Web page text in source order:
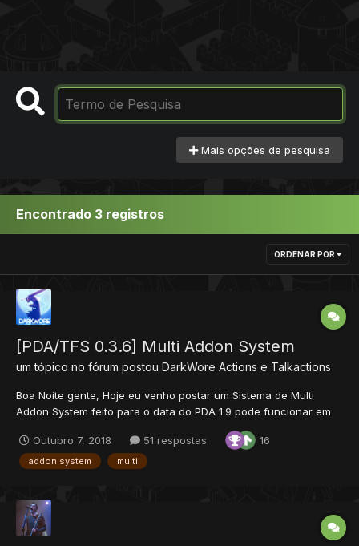
Mais opções de pesquisa
Encontrado 3 registros
ORDENAR POR
[PDA/TFS 0.3.6] Multi Addon System
um tópico no fórum postou DarkWore Actions e Talkactions
Boa Noite gente, Hoje eu venho postar um Sistema de Multi
Addon System feito para o data do PDA 1.9 pode funcionar em
outra postagem esse Sistema foi feito por meu Amigo Slicer e
tem algumas coisas minhas e de alguns amigos, Bom em outra
Outubro 7, 2018 51 respostas 16
addon system multi